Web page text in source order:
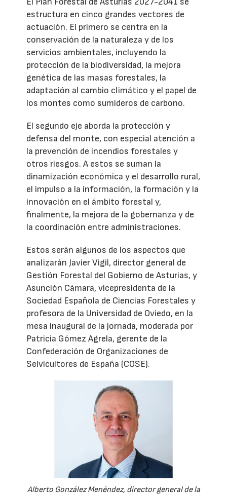
estructura en cinco grandes vectores de
actuación. El primero se centra en la
conservación de la naturaleza y de los
servicios ambientales, incluyendo la
protección de la biodiversidad, la mejora
genética de las masas forestales, la
adaptación al cambio climático y el papel de
los montes como sumideros de carbono.
El segundo eje aborda la protección y
defensa del monte, con especial atención a
la prevención de incendios forestales y
otros riesgos. A estos se suman la
dinamización económica y el desarrollo rural,
el impulso a la información, la formación y la
innovación en el ámbito forestal y,
finalmente, la mejora de la gobernanza y de
la coordinación entre administraciones.
Estos serán algunos de los aspectos que
analizarán Javier Vigil, director general de
Gestión Forestal del Gobierno de Asturias, y
Asunción Cámara, vicepresidenta de la
Sociedad Española de Ciencias Forestales y
profesora de la Universidad de Oviedo, en la
mesa inaugural de la jornada, moderada por
Patricia Gómez Agrela, gerente de la
Confederación de Organizaciones de
Selvicultores de España (COSE).
Alberto González Menéndez, director general de la